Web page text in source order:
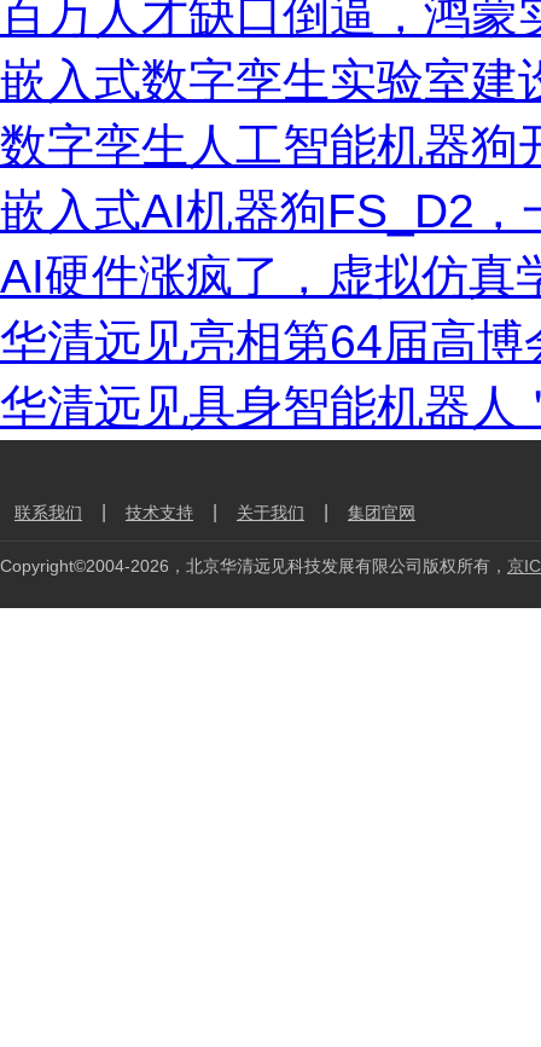
百万人才缺口倒逼，鸿
嵌入式数字孪生实验室建
数字孪生人工智能机器狗
嵌入式AI机器狗FS_D2
AI硬件涨疯了，虚拟仿真
华清远见亮相第64届高
华清远见具身智能机器人
联系我们 技术支持 关于我们 集团官网
Copyright©2004-2026，北京华清远见科技发展有限公司版权所有， 京